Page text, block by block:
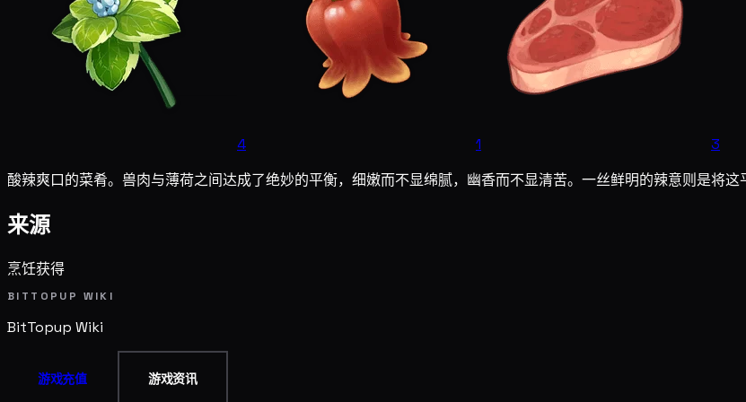
4 1
3
酸辣爽口的菜肴。兽肉与薄荷之间达成了绝妙的平衡，细嫩而不显绵腻，幽香而不显清苦。一丝鲜明的辣意则是将
来源
烹饪获得
BITTOPUP WIKI
BitTopup Wiki
游戏充值 游戏资讯